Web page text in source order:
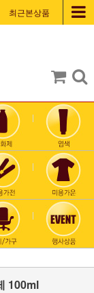
최근본상품
100ml